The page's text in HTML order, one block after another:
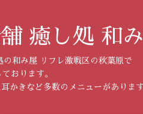
癒し処 和
和み屋 リフレ激戦区の秋葉原で
おります。
かきなど多数のメニューがありま